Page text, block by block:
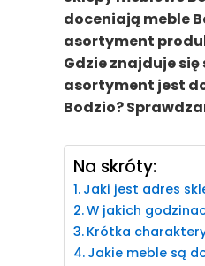
doceniają meble
asortyment
Gdzie znajduje
asortyment jest
Bodzio?
Na skróty:
Jaki jest adres
W jakich
Krótka
Jakie meble są